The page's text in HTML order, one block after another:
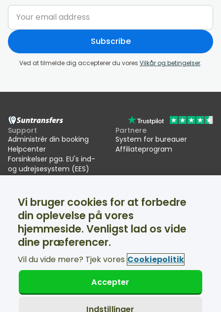
Subscribe
Ved at tilmelde dig accepterer du vores Vilkår og betingelser.
Support
Administrér din booking
Helpcenter
Forsinkelser pga. EU's ind-
og udrejsesystem (EES)
Partnere
System for bureauer
Affiliateprogram
Om os
Anmeldelser
Transport til skiferien
Facebook
Twitter
Support tilgængelig 24/7
© Suntransfers.com 2026
Vi bruger cookies for at forbedre
din oplevelse på vores
hjemmeside. Venligst lad os vide
dine præferencer.
Vil du vide mere? Tjek vores Cookiepolitik
Indstillinger
Accepter